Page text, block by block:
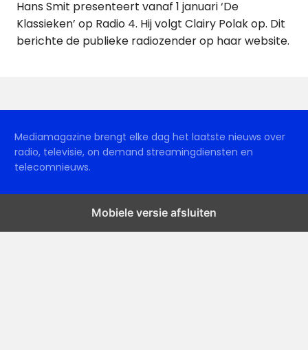
Hans Smit presenteert vanaf 1 januari ‘De
Klassieken’ op Radio 4. Hij volgt Clairy Polak op. Dit
berichte de publieke radiozender op haar website.
Mediamagazine brengt elke dag het laatste nieuws over
radio, televisie, on demand streamingdiensten en
telecomnieuws.
Mobiele versie afsluiten